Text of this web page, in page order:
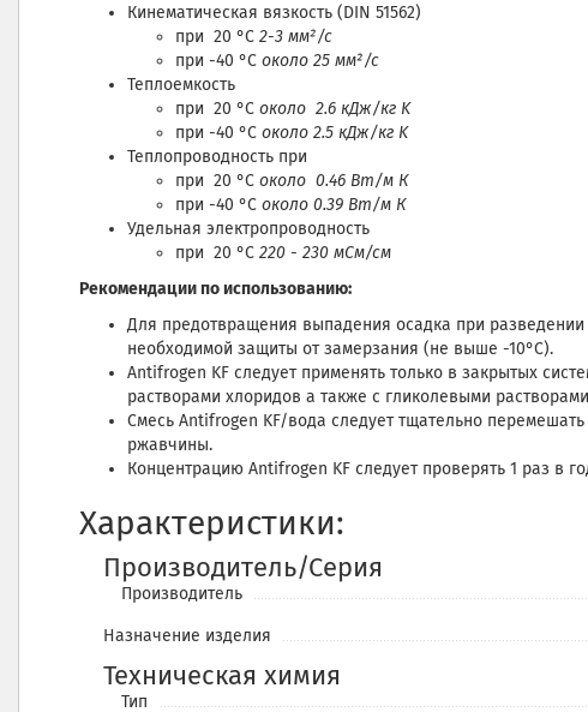
Кинематическая вязкость (DIN 51562)
при 20 °C 2-3 мм²/с
при -40 °C около 25 мм²/с
Теплоемкость
при 20 °C около 2.6 кДж/кг K
при -40 °C около 2.5 кДж/кг K
Теплопроводность при
при 20 °C около 0.46 Вт/м К
при -40 °C около 0.39 Вт/м К
Удельная электропроводность
при 20 °C 220 - 230 мСм/см
Рекомендации по использованию:
Для предотвращения выпадения осадка при
необходимой защиты от замерзания (не выше -10°C).
Antifrogen KF следует применять только в закрытых
растворами хлоридов а также с гликолевыми
Смесь Antifrogen KF/вода следует тщательно
ржавчины.
Концентрацию Antifrogen KF следует проверять 1 раз в
Характеристики:
Производитель/Серия
Производитель
Назначение изделия
Техническая химия
Тип